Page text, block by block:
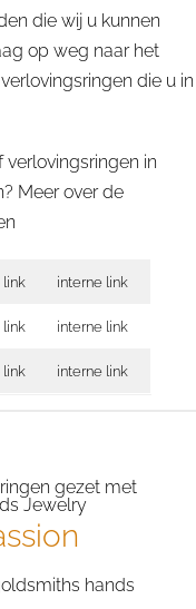
die wij u kunnen
op weg naar het
die u in
in
Meer over de
link interne link
link interne link
link interne link
hands